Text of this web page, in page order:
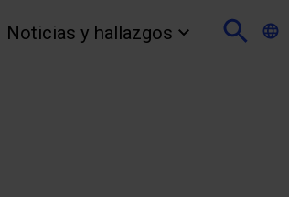
Noticias y hallazgos